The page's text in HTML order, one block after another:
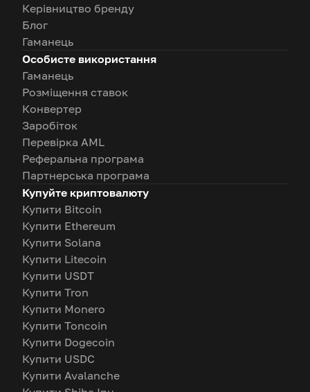
Керівництво бренду
Блог
Гаманець
Особисте використання
Гаманець
Розміщення ставок
Конвертер
Заробіток
Перевірка AML
Реферальна програма
Партнерська програма
Купуйте криптовалюту
Купити Bitcoin
Купити Ethereum
Купити Solana
Купити Litecoin
Купити USDT
Купити Tron
Купити Monero
Купити Toncoin
Купити Dogecoin
Купити USDC
Купити Avalanche